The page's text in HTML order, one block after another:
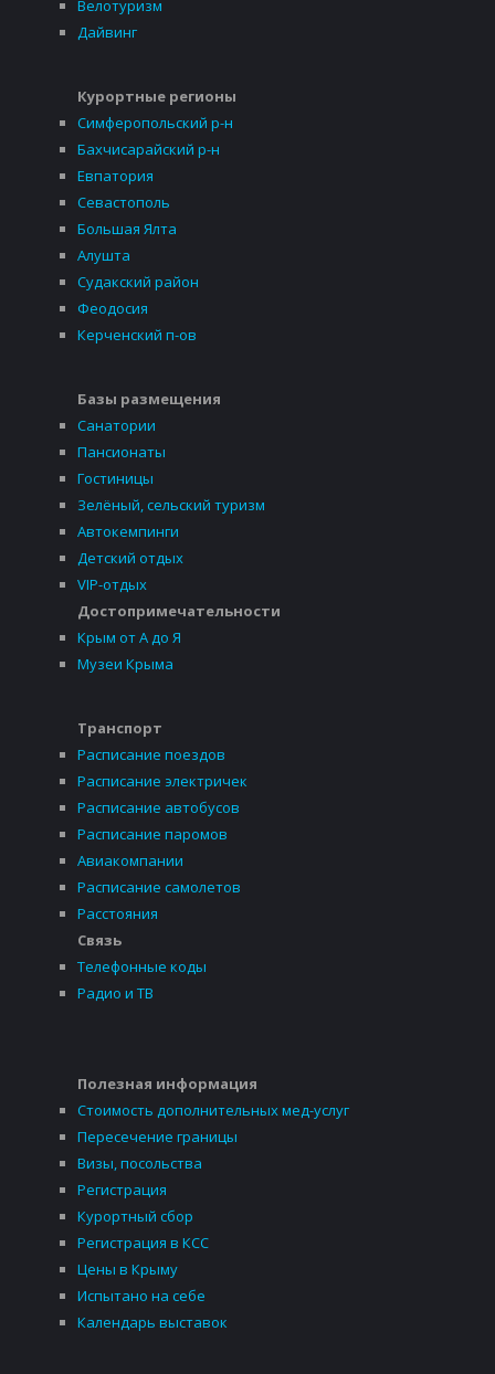
Велотуризм
Дайвинг
Курортные регионы
Симферопольский р-н
Бахчисарайский р-н
Евпатория
Севастополь
Большая Ялта
Алушта
Судакский район
Феодосия
Керченский п-ов
Базы размещения
Санатории
Пансионаты
Гостиницы
Зелёный, сельский туризм
Автокемпинги
Детский отдых
VIP-отдых
Достопримечательности
Крым от А до Я
Музеи Крыма
Транспорт
Расписание поездов
Расписание электричек
Расписание автобусов
Расписание паромов
Авиакомпании
Расписание самолетов
Расстояния
Связь
Телефонные коды
Радио и ТВ
Полезная информация
Стоимость дополнительных мед-услуг
Пересечение границы
Визы, посольства
Регистрация
Курортный сбор
Регистрация в КСС
Цены в Крыму
Испытано на себе
Календарь выставок